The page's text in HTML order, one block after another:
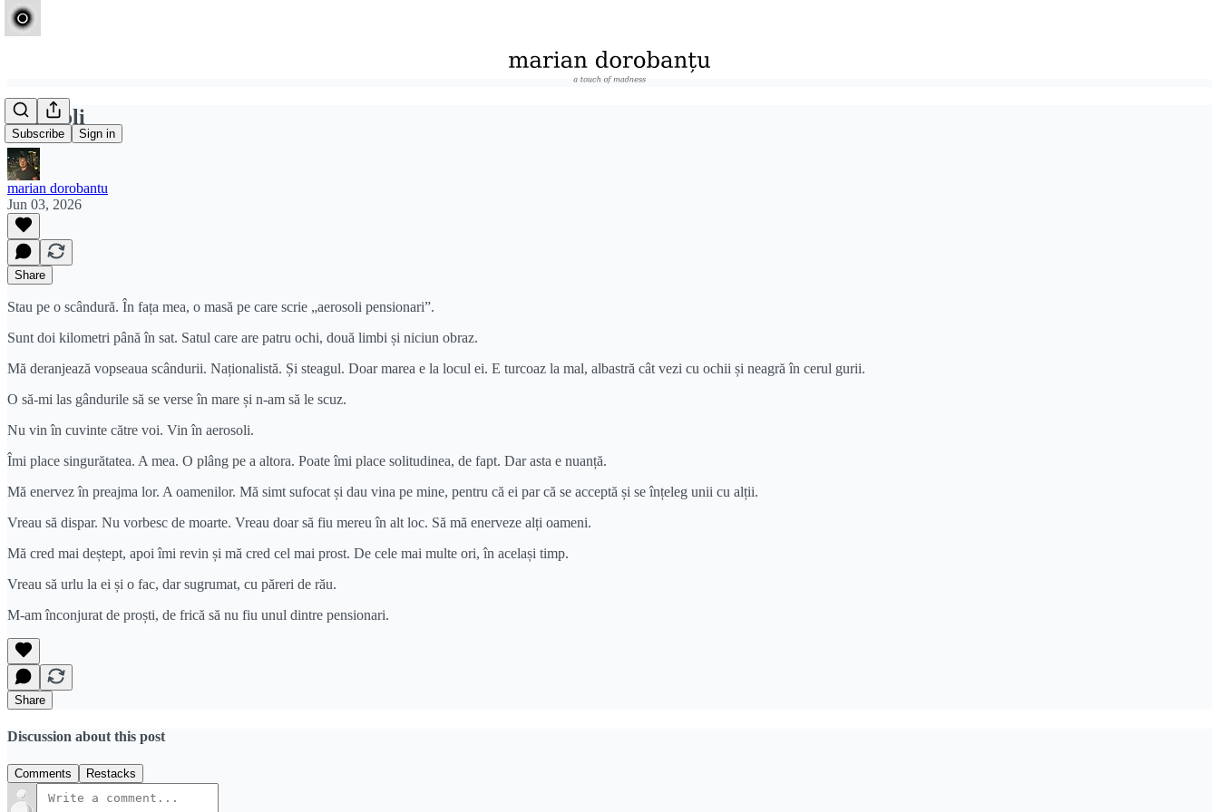
Subscribe Sign in
Aerosoli
marian dorobantu
Jun 03, 2026
Share
Stau pe o scândură. În fața mea, o masă pe care scrie „aerosoli pensionari”.
Sunt doi kilometri până în sat. Satul care are patru ochi, două limbi și niciun obraz.
Mă deranjează vopseaua scândurii. Naționalistă. Și steagul. Doar marea e la locul ei. E turcoaz la mal, albastră cât vezi cu ochii și neagră în cerul gurii.
O să-mi las gândurile să se verse în mare și n-am să le scuz.
Nu vin în cuvinte către voi. Vin în aerosoli.
Îmi place singurătatea. A mea. O plâng pe a altora. Poate îmi place solitudinea, de fapt. Dar asta e nuanță.
Mă enervez în preajma lor. A oamenilor. Mă simt sufocat și dau vina pe mine, pentru că ei par că se acceptă și se înțeleg unii cu alții.
Vreau să dispar. Nu vorbesc de moarte. Vreau doar să fiu mereu în alt loc. Să mă enerveze alți oameni.
Mă cred mai deștept, apoi îmi revin și mă cred cel mai prost. De cele mai multe ori, în același timp.
Vreau să urlu la ei și o fac, dar sugrumat, cu păreri de rău.
M-am înconjurat de proști, de frică să nu fiu unul dintre pensionari.
Share
Discussion about this post
Comments Restacks